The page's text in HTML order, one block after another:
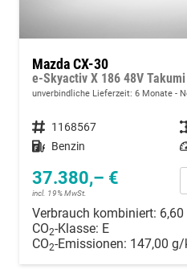
Mazda CX-30
e-Skyactiv X 186 48V Takumi
unverbindliche Lieferzeit: 6 Monate
Fahrzeugnummer 1168567
Kraftstoff Benzin
37.380,– €
incl. 19% MwSt.
Verbrauch kombiniert:
CO2-Klasse: E
CO2-Emissionen: 147,00